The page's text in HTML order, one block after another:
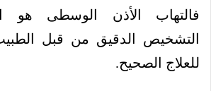
فالتهاب الأذن الوسطى هو
التشخيص الدقيق من قبل
للعلاج الصحيح.